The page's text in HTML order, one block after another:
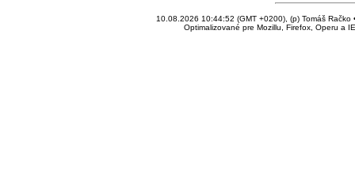
10.08.2026 10:44:52 (GMT +0200), (p) Tomáš Račko
Optimalizované pre Mozillu, Firefox, Operu a